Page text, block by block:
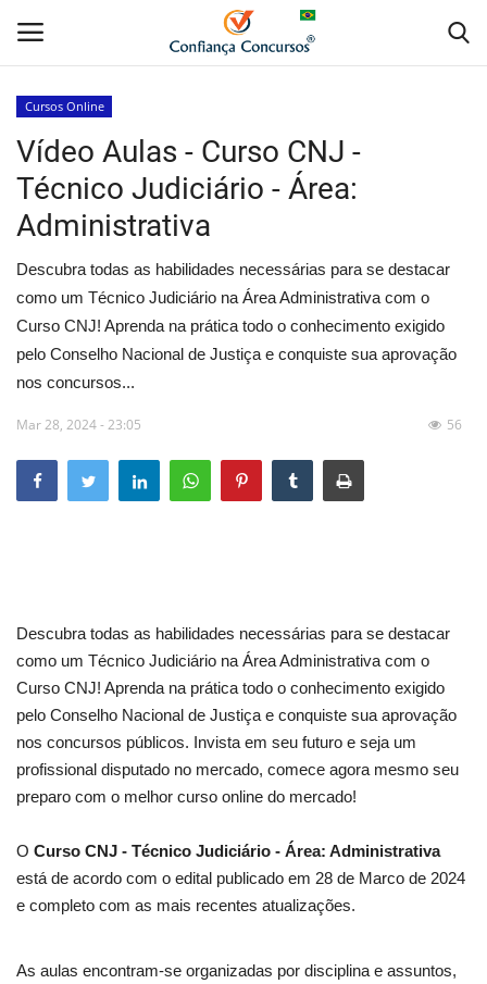
Home
Apostila Digital
Apostila Impressa
Cursos Online
Combo Apostilas
Cursos Online
Vídeo Aulas - Curso CNJ -
Técnico Judiciário - Área:
Administrativa
Descubra todas as habilidades necessárias para se destacar
como um Técnico Judiciário na Área Administrativa com o
Curso CNJ! Aprenda na prática todo o conhecimento exigido
pelo Conselho Nacional de Justiça e conquiste sua aprovação
nos concursos...
Mar 28, 2024 - 23:05 56
Descubra todas as habilidades necessárias para se destacar
como um Técnico Judiciário na Área Administrativa com o
Curso CNJ! Aprenda na prática todo o conhecimento exigido
pelo Conselho Nacional de Justiça e conquiste sua aprovação
nos concursos públicos. Invista em seu futuro e seja um
profissional disputado no mercado, comece agora mesmo seu
preparo com o melhor curso online do mercado!
O Curso CNJ - Técnico Judiciário - Área: Administrativa
está de acordo com o edital publicado em 28 de Marco de 2024
e completo com as mais recentes atualizações.
As aulas encontram-se organizadas por disciplina e assuntos,